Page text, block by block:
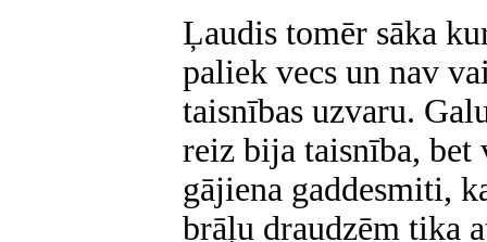
Ļaudis tomēr sāka
paliek vecs un nav
taisnības uzvaru.
reiz bija taisnība, bet
gājiena gaddesmiti,
brāļu draudzēm tika